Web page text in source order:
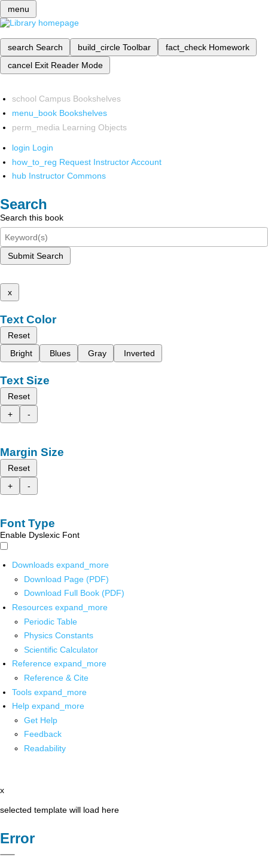
menu
search Search build_circle Toolbar fact_check Homework
cancel Exit Reader Mode
school Campus Bookshelves
menu_book Bookshelves
perm_media Learning Objects
login Login
how_to_reg Request Instructor Account
hub Instructor Commons
Search
Search this book
Submit Search
x
Text Color
Reset
Bright
Blues Gray Inverted
Text Size
Reset
+
-
Margin Size
Reset
+
-
Font Type
Enable Dyslexic Font
Downloads expand_more
Download Page (PDF)
Download Full Book (PDF)
Resources expand_more
Periodic Table
Physics Constants
Scientific Calculator
Reference expand_more
Reference & Cite
Tools expand_more
Help expand_more
Get Help
Feedback
Readability
x
selected template will load here
Error